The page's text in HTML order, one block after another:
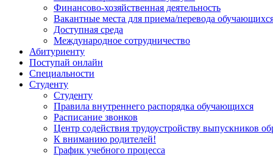
Финансово-хозяйственная деятельность
Вакантные места для приема/перевода
Доступная среда
Международное сотрудничество
Абитуриенту
Поступай онлайн
Специальности
Студенту
Студенту
Правила внутреннего распорядка обучающихся
Расписание звонков
Центр содействия трудоустройству выпускников
К вниманию родителей!
График учебного процесса